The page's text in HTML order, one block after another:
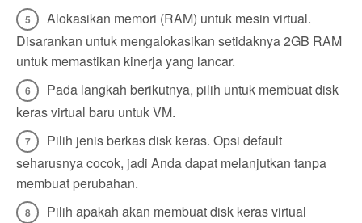
Alokasikan memori (RAM) untuk mesin virtual.
Disarankan untuk mengalokasikan setidaknya 2GB RAM
untuk memastikan kinerja yang lancar.
Pada langkah berikutnya, pilih untuk membuat disk
keras virtual baru untuk VM.
Pilih jenis berkas disk keras. Opsi default
seharusnya cocok, jadi Anda dapat melanjutkan tanpa
membuat perubahan.
Pilih apakah akan membuat disk keras virtual